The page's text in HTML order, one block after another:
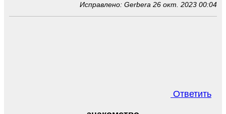
Исправлено: Gerbera 26 окт. 2023 00:04
Ответить